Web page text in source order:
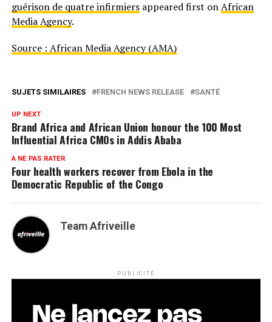
guérison de quatre infirmiersappeared first onAfrican
Media Agency.
Source : African Media Agency (AMA)
SUJETS SIMILAIRES FRENCH NEWS RELEASE SANTÉ
UP NEXT
Brand Africa and African Union honour the 100 Most
Influential Africa CMOs in Addis Ababa
A NE PAS RATER
Four health workers recover from Ebola in the
Democratic Republic of the Congo
Team Afriveille
PUBLICITÉ